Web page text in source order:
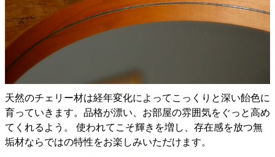
天然のチェリー材は経年変化によってこっくりと深い飴色に
育っていきます。品格が漂い、お部屋の雰囲気をぐっと高め
てくれるよう。 使われてこそ輝きを増し、存在感を放つ無
垢材ならではの特性をお楽しみいただけます。